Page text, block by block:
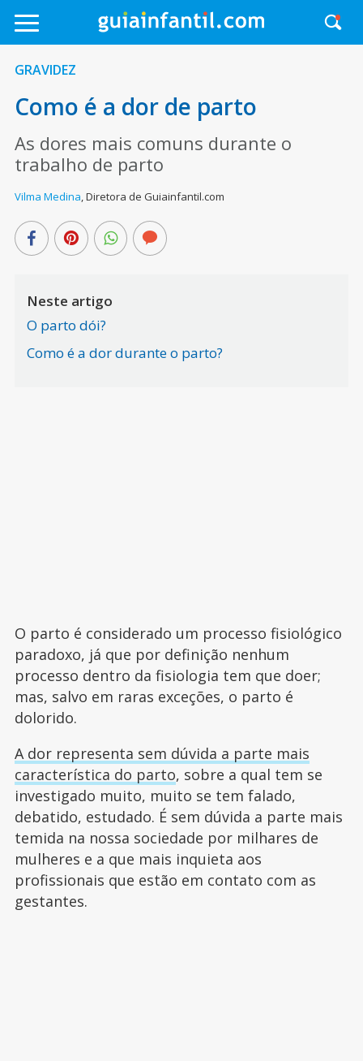
GRAVIDEZ
Como é a dor de parto
As dores mais comuns durante o
trabalho de parto
Vilma Medina,Diretora de Guiainfantil.com
Neste artigo
O parto dói?
Como é a dor durante o parto?
O parto é considerado um processo fisiológico
paradoxo, já que por definição nenhum
processo dentro da fisiologia tem que doer;
mas, salvo em raras exceções, o parto é
dolorido.
A dor representa sem dúvida a parte mais
característica do parto, sobre a qual tem se
investigado muito, muito se tem falado,
debatido, estudado. É sem dúvida a parte mais
temida na nossa sociedade por milhares de
mulheres e a que mais inquieta aos
profissionais que estão em contato com as
gestantes.